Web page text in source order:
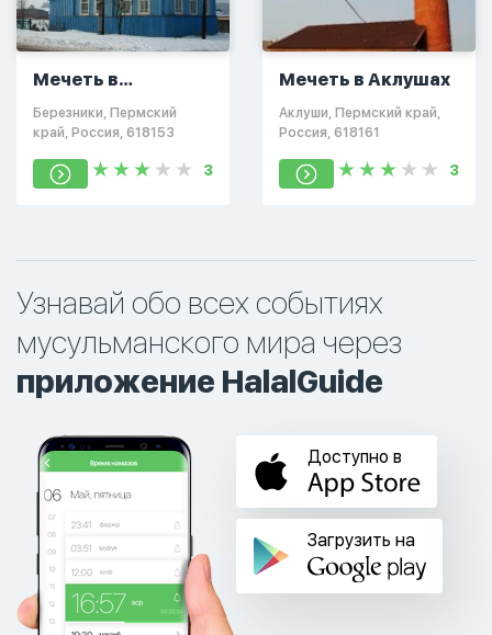
Мечеть в
Березниках
Березники, Пермский
край, Россия, 618153
3
Мечеть в Аклушах
Аклуши, Пермский край,
Россия, 618161
3
Узнавай обо всех событиях
мусульманского мира через
приложение HalalGuide
Доступно в
Загрузить на